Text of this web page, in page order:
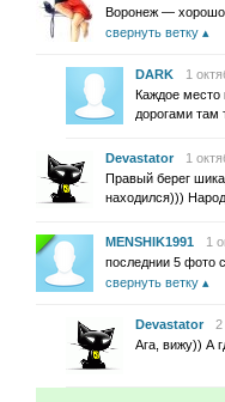
Воронеж —
свернуть ветку
DARK
1
Каждое место
дорогами там
Devastator
1
Правый берег
находился)))
MENSHIK1991
1
последнии 5 фото
свернуть ветку
Devastator
2
Ага, вижу)) А